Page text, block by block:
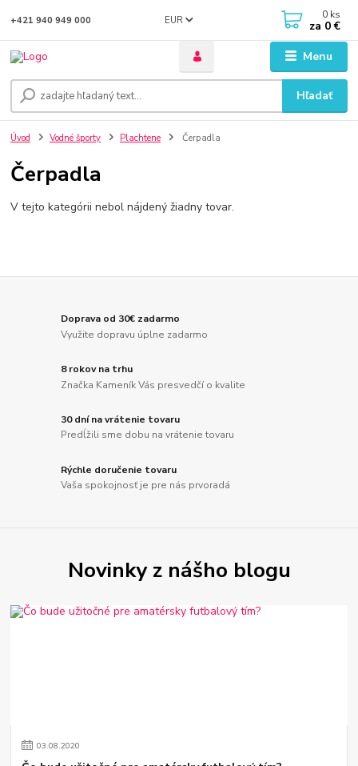
Menu
EUR
Hľadať
+421 940 949 000 0 ks
za 0 €
Úvod Vodné športy Plachtene Čerpadla
Čerpadla
V tejto kategórii nebol nájdený žiadny tovar.
Doprava od 30€ zadarmo
Využite dopravu úplne zadarmo
8 rokov na trhu
Značka Kameník Vás presvedčí o kvalite
30 dní na vrátenie tovaru
Predĺžili sme dobu na vrátenie tovaru
Rýchle doručenie tovaru
Vaša spokojnosť je pre nás prvoradá
Novinky z nášho blogu
03.08.2020